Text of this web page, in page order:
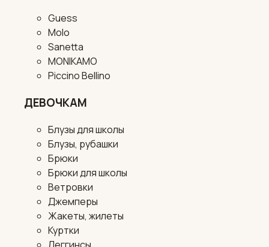
Guess
Molo
Sanetta
MONIKAMO
Piccino Bellino
ДЕВОЧКАМ
Блузы для школы
Блузы, рубашки
Брюки
Брюки для школы
Ветровки
Джемперы
Жакеты, жилеты
Куртки